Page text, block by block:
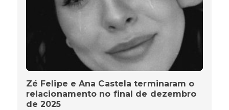
Zé Felipe e Ana Castela terminaram o
relacionamento no final de dezembro
de 2025